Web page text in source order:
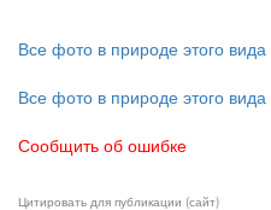
Все фото в природе этого вида
Все фото в природе этого вида
Сообщить об ошибке
Цитировать для публикации (сайт)